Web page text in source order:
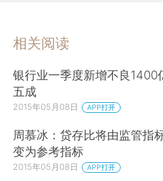
相关阅读
银行业一季度新增不良1400
五成
2015年05月08日 APP打开
周慕冰：贷存比将由监管指
变为参考指标
2015年05月08日 APP打开